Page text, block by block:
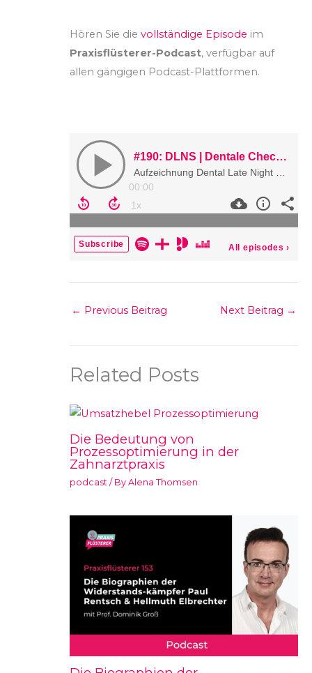
Hören Sie die vollständige Episode im
Praxisflüsterer-Podcast, verfügbar auf
allen gängigen Podcast-Plattformen.
← Previous Beitrag Next Beitrag →
Related Posts
Die Bedeutung von
Prozessoptimierung in der
Zahnarztpraxis
podcast / By Alena Thomsen